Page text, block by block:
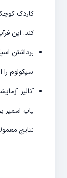
کاردک
کند. این
برداشتن
اسپکولوم
آنالیز
پاپ اسمیر
نتایج